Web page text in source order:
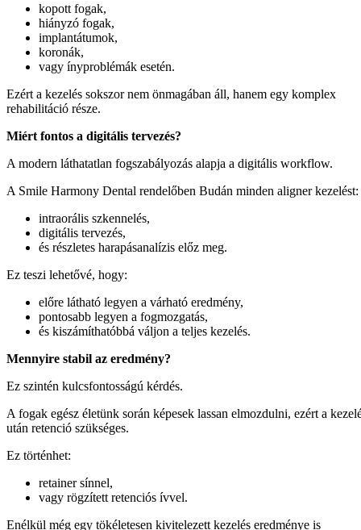
kopott fogak,
hiányzó fogak,
implantátumok,
koronák,
vagy ínyproblémák esetén.
Ezért a kezelés sokszor nem önmagában áll, hanem egy komplex
rehabilitáció része.
Miért fontos a digitális tervezés?
A modern láthatatlan fogszabályozás alapja a digitális workflow.
A Smile Harmony Dental rendelőben Budán minden aligner kezelést:
intraorális szkennelés,
digitális tervezés,
és részletes harapásanalízis előz meg.
Ez teszi lehetővé, hogy:
előre látható legyen a várható eredmény,
pontosabb legyen a fogmozgatás,
és kiszámíthatóbbá váljon a teljes kezelés.
Mennyire stabil az eredmény?
Ez szintén kulcsfontosságú kérdés.
A fogak egész életünk során képesek lassan elmozdulni, ezért a
után retenció szükséges.
Ez történhet:
retainer sínnel,
vagy rögzített retenciós ívvel.
Enélkül még egy tökéletesen kivitelezett kezelés eredménye is